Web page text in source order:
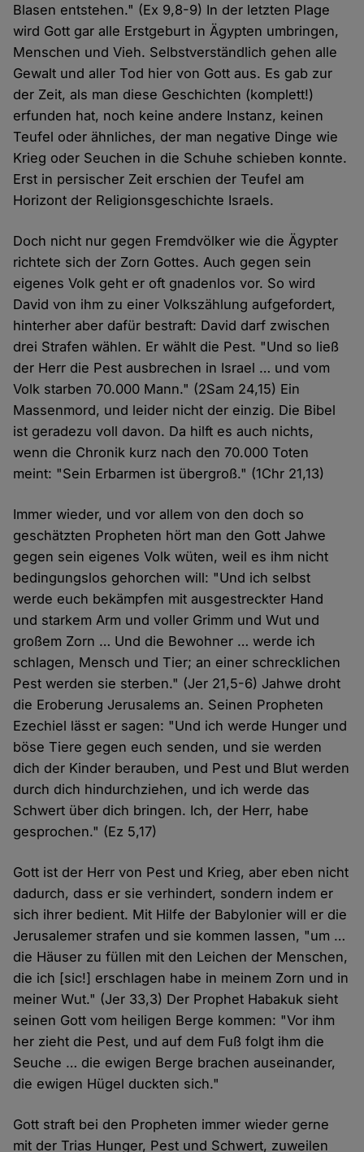
Blasen entstehen." (Ex 9,8-9) In der letzten Plage
wird Gott gar alle Erstgeburt in Ägypten umbringen,
Menschen und Vieh. Selbstverständlich gehen alle
Gewalt und aller Tod hier von Gott aus. Es gab zur
der Zeit, als man diese Geschichten (komplett!)
erfunden hat, noch keine andere Instanz, keinen
Teufel oder ähnliches, der man negative Dinge wie
Krieg oder Seuchen in die Schuhe schieben konnte.
Erst in persischer Zeit erschien der Teufel am
Horizont der Religionsgeschichte Israels.
Doch nicht nur gegen Fremdvölker wie die Ägypter
richtete sich der Zorn Gottes. Auch gegen sein
eigenes Volk geht er oft gnadenlos vor. So wird
David von ihm zu einer Volkszählung aufgefordert,
hinterher aber dafür bestraft: David darf zwischen
drei Strafen wählen. Er wählt die Pest. "Und so ließ
der Herr die Pest ausbrechen in Israel … und vom
Volk starben 70.000 Mann." (2Sam 24,15) Ein
Massenmord, und leider nicht der einzig. Die Bibel
ist geradezu voll davon. Da hilft es auch nichts,
wenn die Chronik kurz nach den 70.000 Toten
meint: "Sein Erbarmen ist übergroß." (1Chr 21,13)
Immer wieder, und vor allem von den doch so
geschätzten Propheten hört man den Gott Jahwe
gegen sein eigenes Volk wüten, weil es ihm nicht
bedingungslos gehorchen will: "Und ich selbst
werde euch bekämpfen mit ausgestreckter Hand
und starkem Arm und voller Grimm und Wut und
großem Zorn … Und die Bewohner … werde ich
schlagen, Mensch und Tier; an einer schrecklichen
Pest werden sie sterben." (Jer 21,5-6) Jahwe droht
die Eroberung Jerusalems an. Seinen Propheten
Ezechiel lässt er sagen: "Und ich werde Hunger und
böse Tiere gegen euch senden, und sie werden
dich der Kinder berauben, und Pest und Blut werden
durch dich hindurchziehen, und ich werde das
Schwert über dich bringen. Ich, der Herr, habe
gesprochen." (Ez 5,17)
Gott ist der Herr von Pest und Krieg, aber eben nicht
dadurch, dass er sie verhindert, sondern indem er
sich ihrer bedient. Mit Hilfe der Babylonier will er die
Jerusalemer strafen und sie kommen lassen, "um …
die Häuser zu füllen mit den Leichen der Menschen,
die ich [sic!] erschlagen habe in meinem Zorn und in
meiner Wut." (Jer 33,3) Der Prophet Habakuk sieht
seinen Gott vom heiligen Berge kommen: "Vor ihm
her zieht die Pest, und auf dem Fuß folgt ihm die
Seuche … die ewigen Berge brachen auseinander,
die ewigen Hügel duckten sich."
Gott straft bei den Propheten immer wieder gerne
mit der Trias Hunger, Pest und Schwert, zuweilen